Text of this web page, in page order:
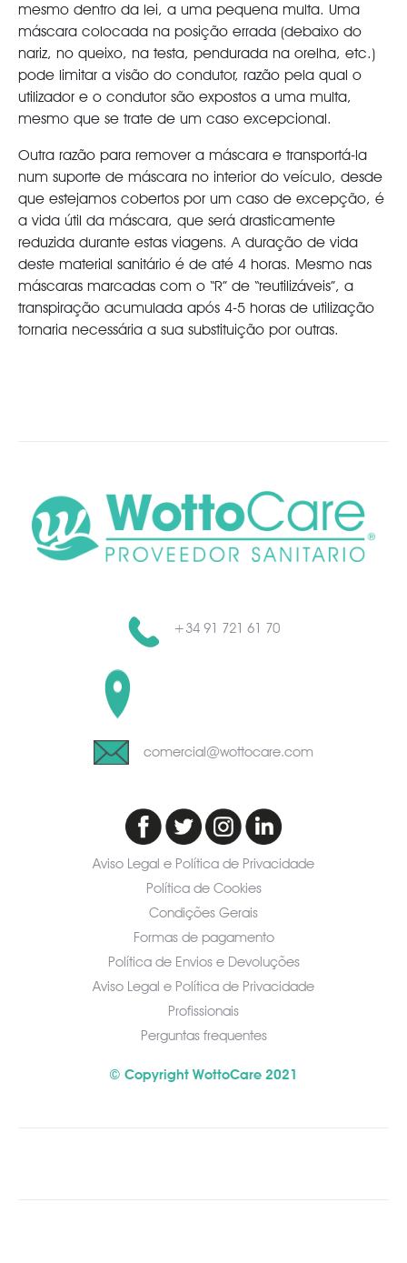
mesmo dentro da lei, a uma pequena multa. Uma
máscara colocada na posição errada (debaixo do
nariz, no queixo, na testa, pendurada na orelha, etc.)
pode limitar a visão do condutor, razão pela qual o
utilizador e o condutor são expostos a uma multa,
mesmo que se trate de um caso excepcional.
Outra razão para remover a máscara e transportá-la
num suporte de máscara no interior do veículo, desde
que estejamos cobertos por um caso de excepção, é
a vida útil da máscara, que será drasticamente
reduzida durante estas viagens. A duração de vida
deste material sanitário é de até 4 horas. Mesmo nas
máscaras marcadas com o “R” de “reutilizáveis”, a
transpiração acumulada após 4-5 horas de utilização
tornaria necessária a sua substituição por outras.
+34 91 721 61 70
comercial@wottocare.com
Aviso Legal e Política de Privacidade
Política de Cookies
Condições Gerais
Formas de pagamento
Política de Envios e Devoluções
Aviso Legal e Política de Privacidade
Profissionais
Perguntas frequentes
© Copyright WottoCare 2021